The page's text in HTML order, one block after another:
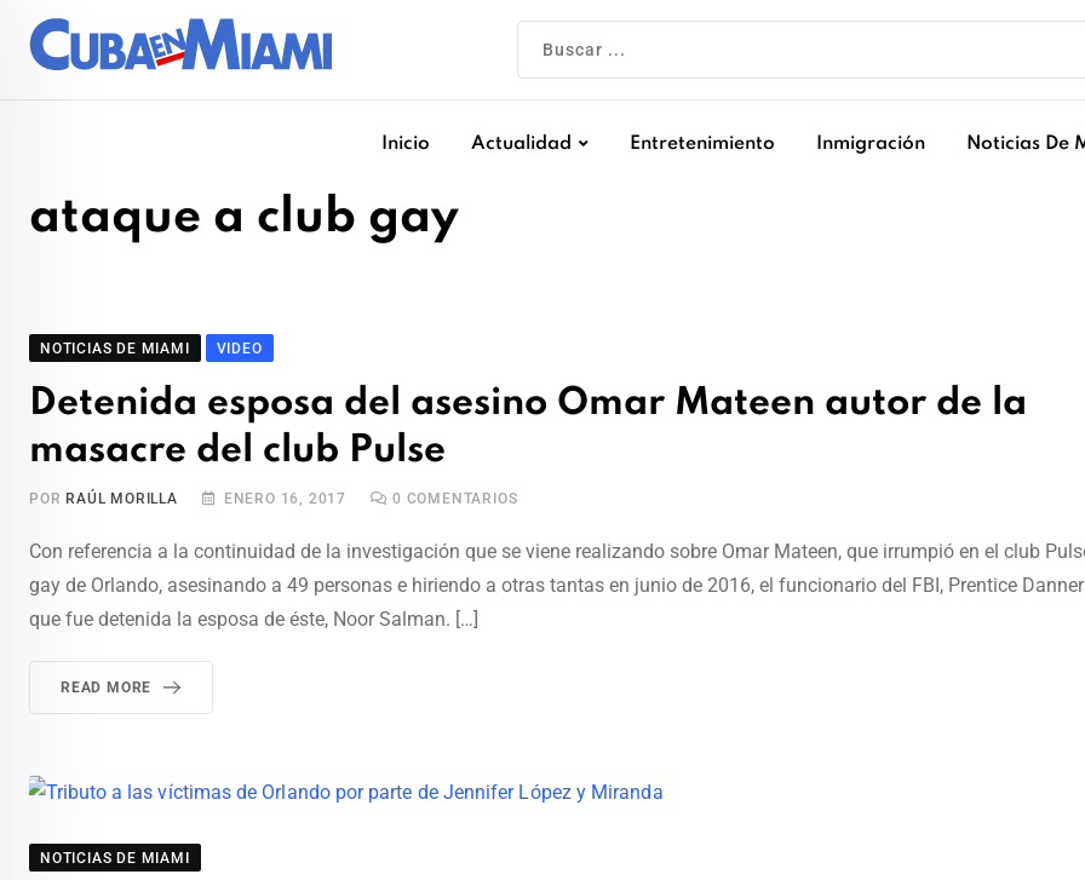
Inicio Actualidad Entretenimiento Inmigración Noticias De
ataque a club gay
NOTICIAS DE MIAMI VIDEO
Detenida esposa del asesino Omar Mateen autor de la
masacre del club Pulse
POR RAÚL MORILLA ENERO 16, 2017 0 COMENTARIOS
Con referencia a la continuidad de la investigación que se viene realizando sobre Omar Mateen, que irrumpió en el club
gay de Orlando, asesinando a 49 personas e hiriendo a otras tantas en junio de 2016, el funcionario del FBI, Prentice
que fue detenida la esposa de éste, Noor Salman. […]
READ MORE
NOTICIAS DE MIAMI